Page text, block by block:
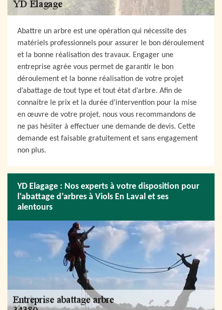
Abattre un arbre est une opération qui nécessite des
matériels professionnels pour assurer le bon déroulement
et la bonne réalisation des travaux. Engager une
entreprise agrée vous permet de garantir le bon
déroulement et la bonne réalisation de votre projet
d’abattage de tout type et tout état d’arbre. Afin de
connaitre le prix et la durée d’intervention pour la mise
en œuvre de votre projet, nous vous recommandons de
ne pas hésiter à effectuer une demande de devis. Cette
demande est faisable gratuitement et sans engagement
non plus.
YD Elagage : Nos experts à votre disposition pour
l’abattage d’arbres à Viols En Laval et ses
alentours